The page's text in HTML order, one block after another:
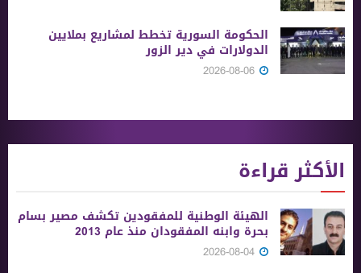
الحكومة السورية تخطط لمشاريع بملايين
الدولارات في دير الزور
الأكثر قراءة
الهيئة الوطنية للمفقودين تكشف مصير بسام
بحرة وابنه المفقودان منذ عام 2013